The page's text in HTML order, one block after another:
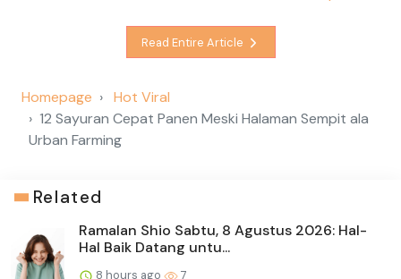
Read Entire Article
Homepage
Hot Viral
12 Sayuran Cepat Panen Meski Halaman Sempit ala
Urban Farming
Related
Ramalan Shio Sabtu, 8 Agustus 2026: Hal-
Hal Baik Datang untu...
8 hours ago 7